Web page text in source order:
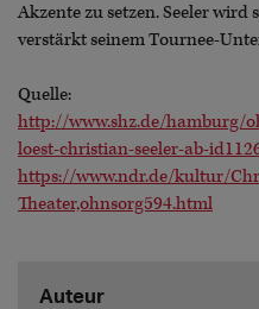
Akzente zu setzen. Seeler
verstärkt seinem Tournee-
Quelle:
http://www.shz.de/hamburg/
loest-christian-seeler-ab-
https://www.ndr.de/kultur/
Theater,ohnsorg594.html
Auteur